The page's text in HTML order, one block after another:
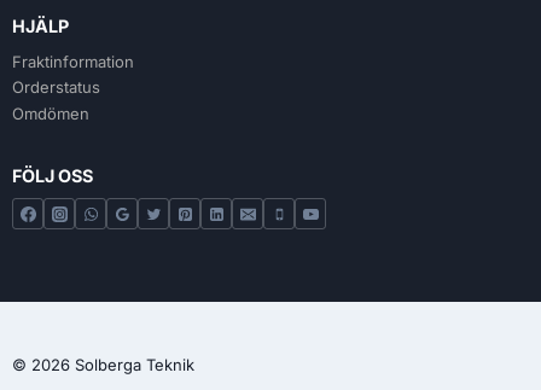
HJÄLP
Fraktinformation
Orderstatus
Omdömen
FÖLJ OSS
© 2026 Solberga Teknik